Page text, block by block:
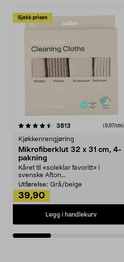
Sjekk prisen
3813 anmeldelser(9,97/stk)
Kjøkkenrengjøring
Mikrofiberklut 32 x 31 cm, 4-
pakning
Kåret til «soleklar favoritt» i
svenske Afton...
Utførelse: Grå/beige
39,90
Legg i handlekurv
4.5av 5 stjerner